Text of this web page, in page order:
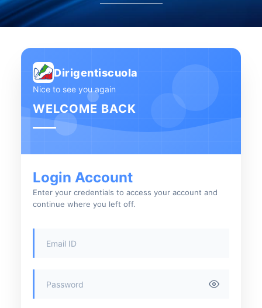
Dirigentiscuola
Nice to see you again
WELCOME BACK
Login Account
Enter your credentials to access your account and
continue where you left off.